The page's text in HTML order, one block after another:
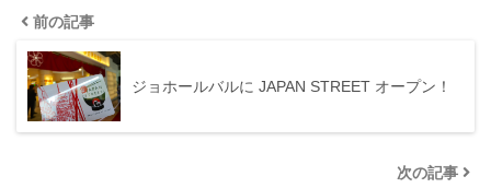
前の記事
ジョホールバルに JAPAN STREET オープン！
次の記事